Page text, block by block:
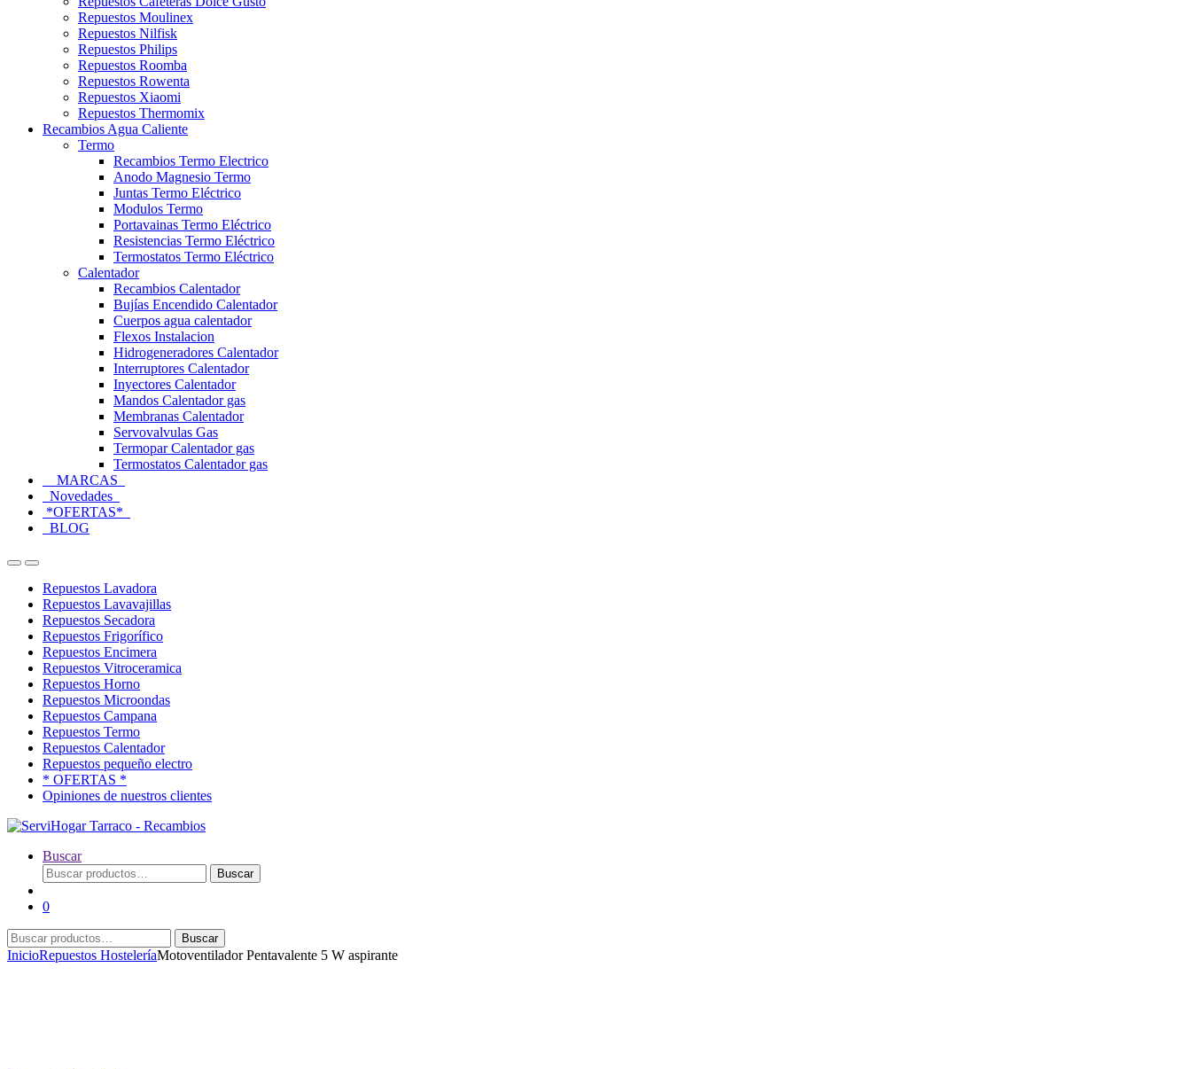
Repuestos Moulinex
Repuestos Nilfisk
Repuestos Philips
Repuestos Roomba
Repuestos Rowenta
Repuestos Xiaomi
Repuestos Thermomix
Recambios Agua Caliente
Termo
Recambios Termo Electrico
Anodo Magnesio Termo
Juntas Termo Eléctrico
Modulos Termo
Portavainas Termo Eléctrico
Resistencias Termo Eléctrico
Termostatos Termo Eléctrico
Calentador
Recambios Calentador
Bujías Encendido Calentador
Cuerpos agua calentador
Flexos Instalacion
Hidrogeneradores Calentador
Interruptores Calentador
Inyectores Calentador
Mandos Calentador gas
Membranas Calentador
Servovalvulas Gas
Termopar Calentador gas
Termostatos Calentador gas
MARCAS
Novedades
*OFERTAS*
BLOG
OpenClose
Repuestos Lavadora
Repuestos Lavavajillas
Repuestos Secadora
Repuestos Frigorífico
Repuestos Encimera
Repuestos Vitroceramica
Repuestos Horno
Repuestos Microondas
Repuestos Campana
Repuestos Termo
Repuestos Calentador
Repuestos pequeño electro
* OFERTAS *
Opiniones de nuestros clientes
Buscar
Buscar
por:
Buscar
0
Buscar
por:
Buscar
InicioRepuestos HosteleríaMotoventilador Pentavalente 5 W aspirante